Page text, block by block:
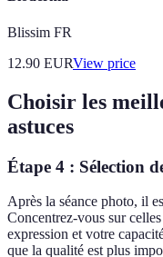
Blissim FR
12.90 EURView price
Choisir les
astuces
Étape 4 : Sélection
Après la séance photo, il
Concentrez-vous sur
expression et votre
que la qualité est plus